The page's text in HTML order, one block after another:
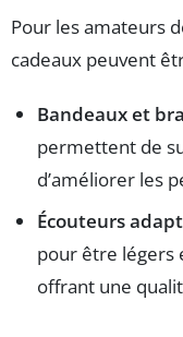
Pour les amateurs
cadeaux peuvent
Bandeaux et
permettent de
d’améliorer les
Écouteurs
pour être légers
offrant une